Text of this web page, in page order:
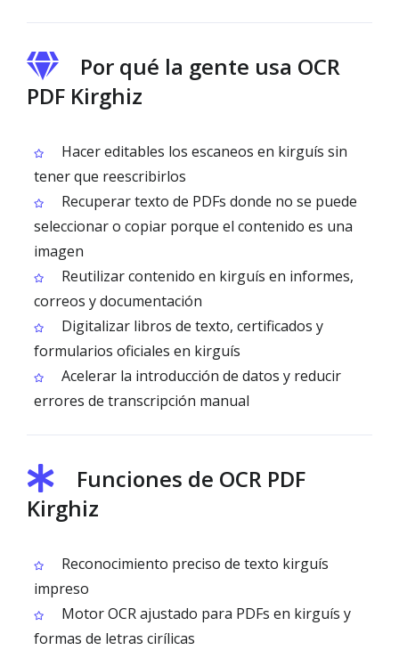
Por qué la gente usa OCR
PDF Kirghiz
Hacer editables los escaneos en kirguís sin
tener que reescribirlos
Recuperar texto de PDFs donde no se puede
seleccionar o copiar porque el contenido es una
imagen
Reutilizar contenido en kirguís en informes,
correos y documentación
Digitalizar libros de texto, certificados y
formularios oficiales en kirguís
Acelerar la introducción de datos y reducir
errores de transcripción manual
Funciones de OCR PDF
Kirghiz
Reconocimiento preciso de texto kirguís
impreso
Motor OCR ajustado para PDFs en kirguís y
formas de letras cirílicas